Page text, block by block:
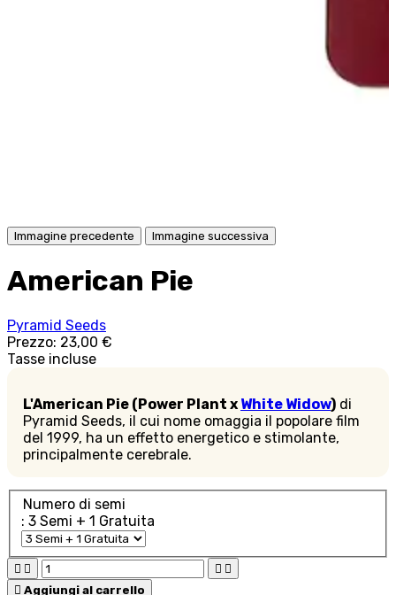
Immagine precedente Immagine successiva
American Pie
Pyramid Seeds
Prezzo: 23,00 €
Tasse incluse
L'American Pie (Power Plant x White Widow) di
Pyramid Seeds, il cui nome omaggia il popolare film
del 1999, ha un effetto energetico e stimolante,
principalmente cerebrale.
Numero di semi
: 3 Semi + 1 Gratuita
   
 Aggiungi al carrello